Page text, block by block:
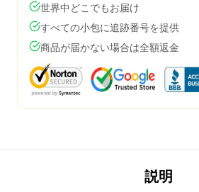
世界中どこでもお届け
すべての小包に追跡番号を提供
商品が届かない場合は全額返金
説明